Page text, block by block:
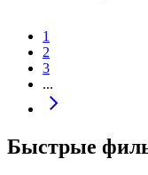
1
2
3
...
Быстрые